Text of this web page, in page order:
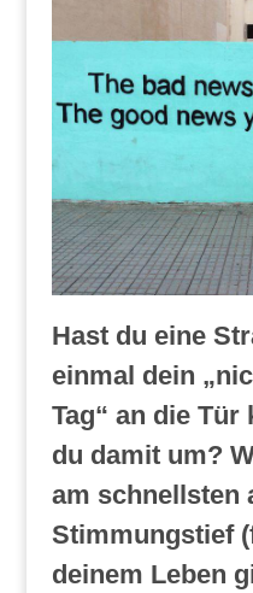
Hast du eine
einmal dein
Tag“ an die
du damit um?
am schnellsten
Stimmungstief
deinem Leben